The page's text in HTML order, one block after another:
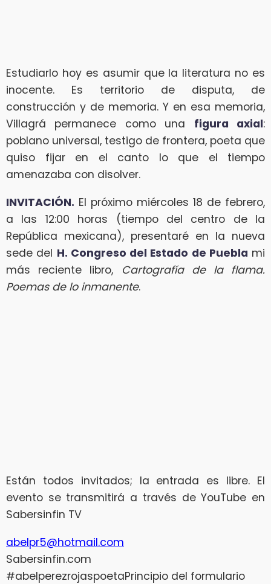
Estudiarlo hoy es asumir que la literatura no es
inocente. Es territorio de disputa, de
construcción y de memoria. Y en esa memoria,
Villagrá permanece como una figura axial:
poblano universal, testigo de frontera, poeta que
quiso fijar en el canto lo que el tiempo
amenazaba con disolver.
INVITACIÓN. El próximo miércoles 18 de febrero,
a las 12:00 horas (tiempo del centro de la
República mexicana), presentaré en la nueva
sede del H. Congreso del Estado de Puebla mi
más reciente libro,
Cartografía de la flama.
Poemas de lo inmanente.
Están todos invitados; la entrada es libre. El
evento se transmitirá a través de YouTube en
Sabersinfin TV
abelpr5@hotmail.com
Sabersinfin.com
#abelperezrojaspoetaPrincipio del formulario